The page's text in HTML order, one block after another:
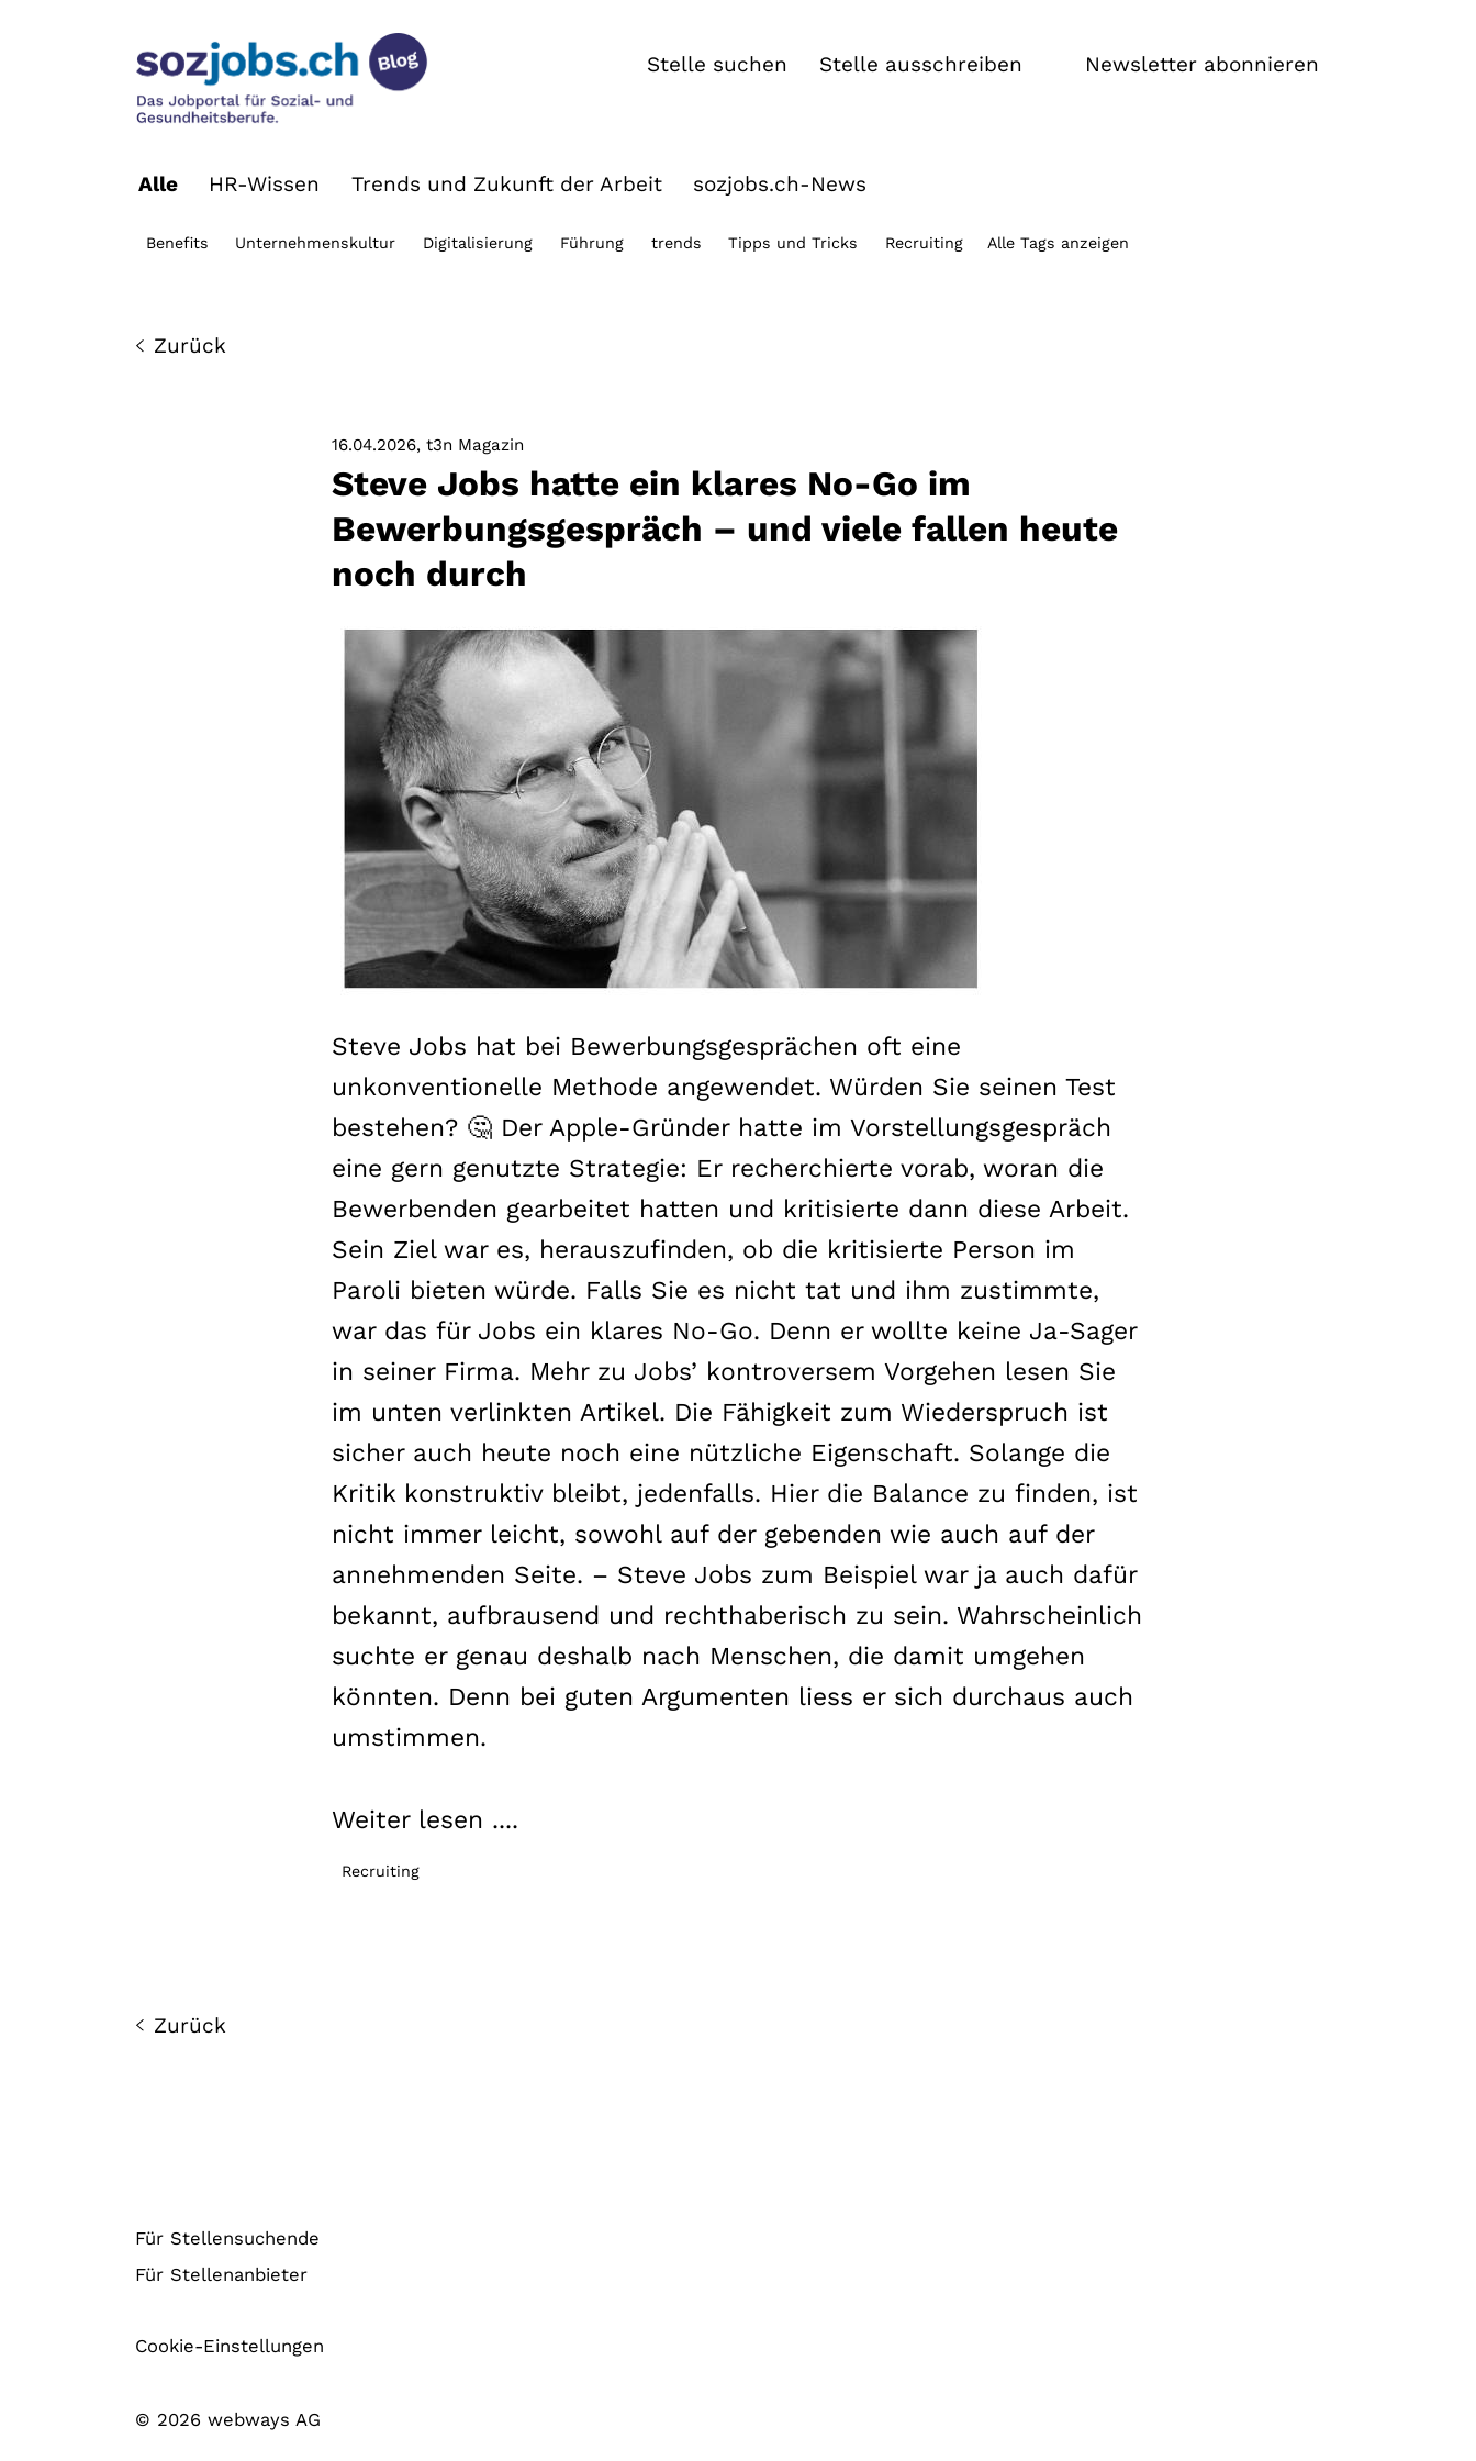
Stelle ausschreiben
Stelle suchen Newsletter abonnieren
Alle HR-Wissen Trends und Zukunft der Arbeit sozjobs.ch-News
Benefits Unternehmenskultur Digitalisierung Führung trends Tipps und Tricks Recruiting Alle Tags anzeigen
Zurück
16.04.2026 t3n Magazin
Steve Jobs hatte ein klares No-Go im
Bewerbungsgespräch – und viele fallen heute
noch durch
Steve Jobs hat bei Bewerbungsgesprächen oft eine
unkonventionelle Methode angewendet. Würden Sie seinen Test
bestehen? 🤔 Der Apple-Gründer hatte im Vorstellungsgespräch
eine gern genutzte Strategie: Er recherchierte vorab, woran die
Bewerbenden gearbeitet hatten und kritisierte dann diese Arbeit.
Sein Ziel war es, herauszufinden, ob die kritisierte Person im
Paroli bieten würde. Falls Sie es nicht tat und ihm zustimmte,
war das für Jobs ein klares No-Go. Denn er wollte keine Ja-Sager
in seiner Firma. Mehr zu Jobs’ kontroversem Vorgehen lesen Sie
im unten verlinkten Artikel. Die Fähigkeit zum Wiederspruch ist
sicher auch heute noch eine nützliche Eigenschaft. Solange die
Kritik konstruktiv bleibt, jedenfalls. Hier die Balance zu finden, ist
nicht immer leicht, sowohl auf der gebenden wie auch auf der
annehmenden Seite. – Steve Jobs zum Beispiel war ja auch dafür
bekannt, aufbrausend und rechthaberisch zu sein. Wahrscheinlich
suchte er genau deshalb nach Menschen, die damit umgehen
könnten. Denn bei guten Argumenten liess er sich durchaus auch
umstimmen.
Weiter lesen ....
Recruiting
Zurück
Für Stellensuchende
Für Stellenanbieter
Cookie-Einstellungen
© 2026 webways AG